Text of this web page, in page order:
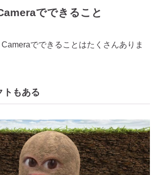
でできること
でできることはたくさんありま
トもある